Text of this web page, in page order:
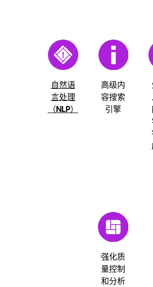
自然语
言处理
（NLP）
高级内
容搜索
引擎
强化质
量控制
和分析